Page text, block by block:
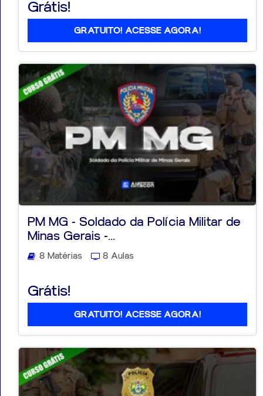
Grátis!
GRATUITO! ACESSE AGORA!
PM MG - Soldado da Polícia Militar de
Minas Gerais -...
8 Matérias 8 Aulas
Grátis!
GRATUITO! ACESSE AGORA!